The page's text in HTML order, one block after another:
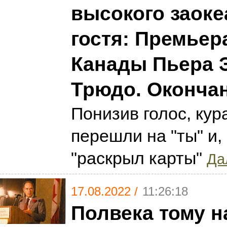
высокого
гостя:
Канады Пьера
Трюдо.
Понизив голос,
перешли на "ты" и,
"раскрыл карты"
17.08.2022 / 11:26:18
Полвека тому